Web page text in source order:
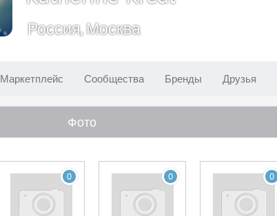
Россия, Москва
Маркетплейс Сообщества Бренды Друзья
Фото
0 0 0